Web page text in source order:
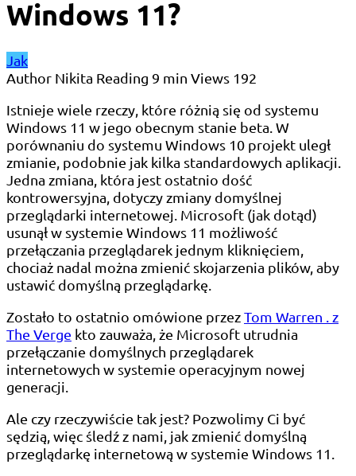
Windows 11?
Jak
Author Nikita Reading 9 min Views 192
Istnieje wiele rzeczy, które różnią się od systemu
Windows 11 w jego obecnym stanie beta. W
porównaniu do systemu Windows 10 projekt uległ
zmianie, podobnie jak kilka standardowych aplikacji.
Jedna zmiana, która jest ostatnio dość
kontrowersyjna, dotyczy zmiany domyślnej
przeglądarki internetowej. Microsoft (jak dotąd)
usunął w systemie Windows 11 możliwość
przełączania przeglądarek jednym kliknięciem,
chociaż nadal można zmienić skojarzenia plików, aby
ustawić domyślną przeglądarkę.
Zostało to ostatnio omówione przezTom Warren . z
The Verge kto zauważa, że ​​Microsoft utrudnia
przełączanie domyślnych przeglądarek
internetowych w systemie operacyjnym nowej
generacji.
Ale czy rzeczywiście tak jest? Pozwolimy Ci być
sędzią, więc śledź z nami, jak zmienić domyślną
przeglądarkę internetową w systemie Windows 11.